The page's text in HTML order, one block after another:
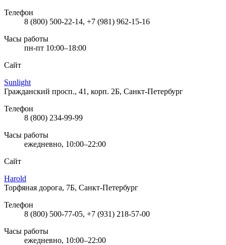
Телефон
8 (800) 500-22-14, +7 (981) 962-15-16
Часы работы
пн-пт 10:00–18:00
Сайт
Sunlight
Гражданский просп., 41, корп. 2Б, Санкт-Петербург
Телефон
8 (800) 234-99-99
Часы работы
ежедневно, 10:00–22:00
Сайт
Harold
Торфяная дорога, 7Б, Санкт-Петербург
Телефон
8 (800) 500-77-05, +7 (931) 218-57-00
Часы работы
ежедневно, 10:00–22:00